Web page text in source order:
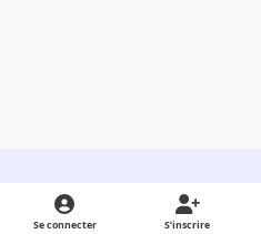
Light ModeDark ModeSystem Preference
Se connecter S’inscrire